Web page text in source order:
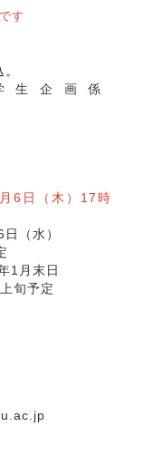
す
生企画係
6日（木）17時
（水）
1月末日
旬予定